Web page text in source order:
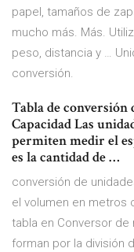
papel, tamaños de
mucho más. Más.
peso, distancia y …
conversión.
Tabla de conversión
Capacidad Las
permiten medir el
es la cantidad de …
conversión de
el volumen en metros
tabla en Conversor
forman por la división